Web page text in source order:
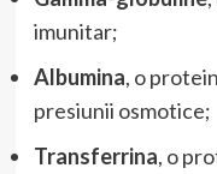
imunitar;
Albumina, o
presiunii osmotice;
Transferrina, o